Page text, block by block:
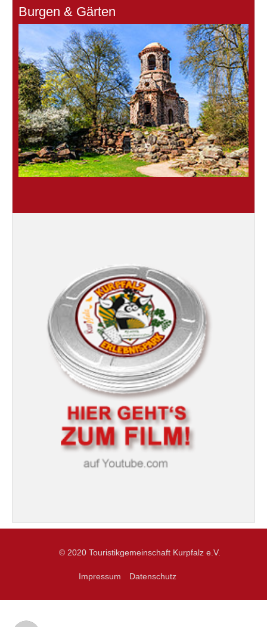
Burgen & Gärten
© 2020 Touristikgemeinschaft Kurpfalz e.V.
Impressum Datenschutz